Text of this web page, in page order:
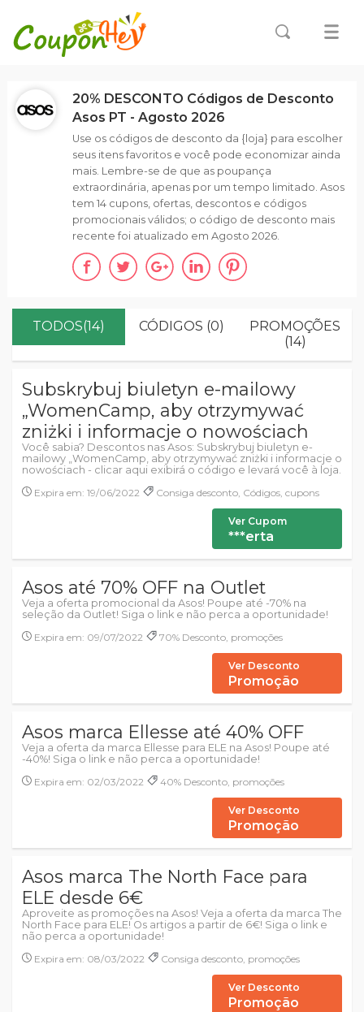
TODOS(14) CÓDIGOS (0)
PROMOÇÕES
(14)
Subskrybuj biuletyn e-mailowy
„WomenCamp, aby otrzymywać
zniżki i informacje o nowościach
Você sabia? Descontos nas Asos: Subskrybuj biuletyn e-
mailowy „WomenCamp, aby otrzymywać zniżki i informacje o
nowościach - clicar aqui exibirá o código e levará você à loja.
Expira em: 19/06/2022
Consiga desconto, Códigos, cupons
Ver Cupom
***erta
Asos até 70% OFF na Outlet
Veja a oferta promocional da Asos! Poupe até -70% na
seleção da Outlet! Siga o link e não perca a oportunidade!
Expira em: 09/07/2022
70% Desconto, promoções
Ver Desconto
Promoção
Asos marca Ellesse até 40% OFF
Veja a oferta da marca Ellesse para ELE na Asos! Poupe até
-40%! Siga o link e não perca a oportunidade!
Expira em: 02/03/2022
40% Desconto, promoções
Ver Desconto
Promoção
Asos marca The North Face para
ELE desde 6€
Aproveite as promoções na Asos! Veja a oferta da marca The
North Face para ELE! Os artigos a partir de 6€! Siga o link e
não perca a oportunidade!
Expira em: 08/03/2022
Consiga desconto, promoções
Ver Desconto
Promoção
20% DESCONTO Códigos de Desconto
Asos PT - Agosto 2026
Use os códigos de desconto da {loja} para escolher
seus itens favoritos e você pode economizar ainda
mais. Lembre-se de que as poupança
extraordinária, apenas por um tempo limitado. Asos
tem 14 cupons, ofertas, descontos e códigos
promocionais válidos; o código de desconto mais
recente foi atualizado em Agosto 2026.